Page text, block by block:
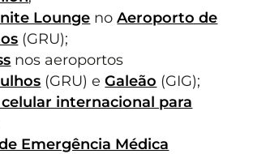
Lounge noAeroporto de
(GRU);
nos aeroportos
(GRU) eGaleão (GIG);
internacional para
Emergência Médica